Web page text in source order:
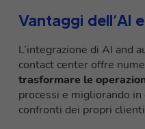
Vantaggi dell’AI
L’integrazione di AI and
contact center offre
trasformare le
processi e migliorando in
confronti dei propri